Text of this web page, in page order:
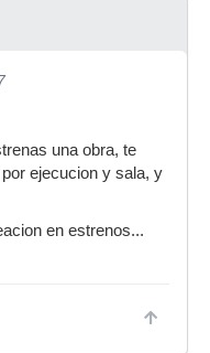
una obra, te
ejecucion y sala, y
en estrenos...